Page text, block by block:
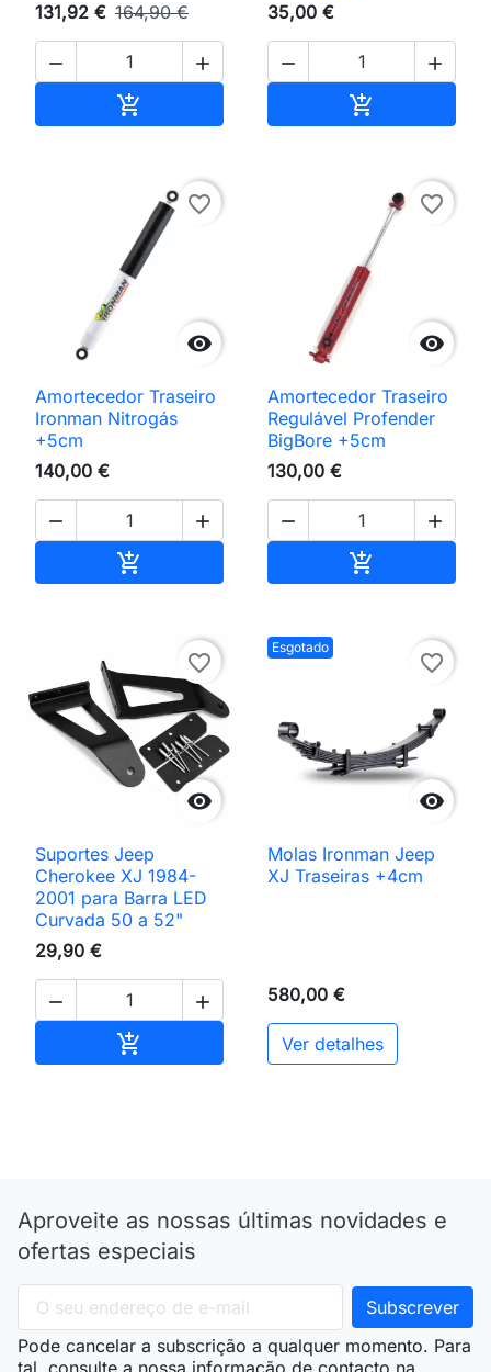
131,92 € 164,90 €
 

35,00 €
 


favorite_border
Amortecedor Traseiro
Ironman Nitrogás
+5cm
140,00 €
 


favorite_border
Amortecedor Traseiro
Regulável Profender
BigBore +5cm
130,00 €
 


favorite_border
Suportes Jeep
Cherokee XJ 1984-
2001 para Barra LED
Curvada 50 a 52"
29,90 €
 
 Adicionar ao carrinho
Esgotado

favorite_border
Molas Ironman Jeep
XJ Traseiras +4cm
580,00 €
Ver detalhes
Aproveite as nossas últimas novidades e
ofertas especiais
Pode cancelar a subscrição a qualquer momento. Para